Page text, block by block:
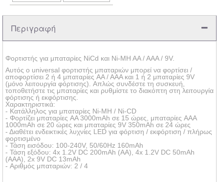
Περιγραφή
Φορτιστής για μπαταρίες NiCd και Ni-MH AA / AAA / 9V.
Αυτός ο universal φορτιστής μπαταριών μπορεί να φορτίσει /
αποφορτίσει 2 ή 4 μπαταρίες AA / AAA και 1 ή 2 μπαταρίες 9V
(μόνο λειτουργία φόρτισης). Απλώς συνδέστε τη συσκευή,
τοποθετήστε τις μπαταρίες και ρυθμίστε το διακόπτη στη λειτουργία
φόρτισης ή εκφόρτισης.
Χαρακτηριστικά:
- Κατάλληλος για μπαταρίες Ni-MH / Ni-CD
- Φορτίζει μπαταρίες AA 3000mAh σε 15 ώρες, μπαταρίες AAA
1000mAh σε 20 ώρες και μπαταρίες 9V 350mAh σε 24 ώρες
- Διαθέτει ενδεικτικές λυχνίες LED για φόρτιση / εκφόρτιση / πλήρως
φορτισμένο
- Τάση εισόδου: 100-240V, 50/60Hz 160mAh
- Τάση εξόδου: 4x 1.2V DC 200mAh (AA), 4x 1.2V DC 50mAh
(AAA), 2x 9V DC 13mAh
- Αριθμός μπαταριών: 2 / 4